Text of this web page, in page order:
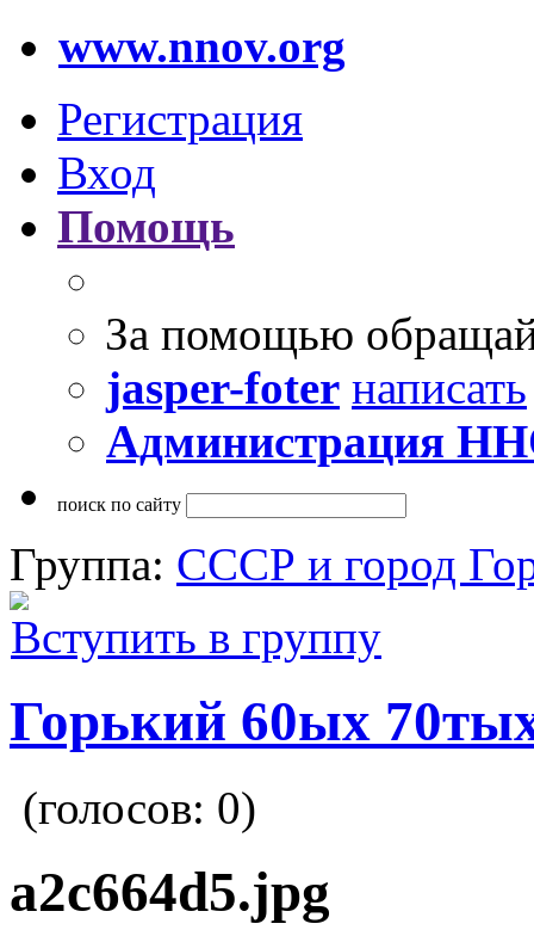
www.nnov.org
Регистрация
Вход
Помощь
За помощью
jasper-foter написать
Администрация
поиск по сайту
Группа: СССР и город
Вступить в группу
Горький 60ых
(голосов: 0)
a2c664d5.jpg